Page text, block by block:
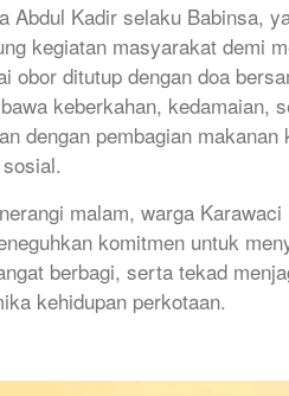
Abdul Kadir selaku Babinsa,
kegiatan masyarakat demi
obor ditutup dengan doa
keberkahan, kedamaian,
dengan pembagian makanan
malam, warga
komitmen untuk
berbagi, serta tekad
kehidupan perkotaan.